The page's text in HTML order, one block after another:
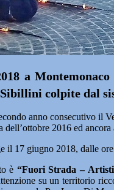
a
colpite dal
anno consecutivo il
2016 ed
il 17 giugno 2018, dalle
è “Fuori Strada –
su un territorio